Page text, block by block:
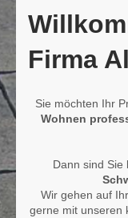
Firma
Sie möchten Ihr
Wohnen
Dann sind Sie
Wir gehen auf
gerne mit unseren